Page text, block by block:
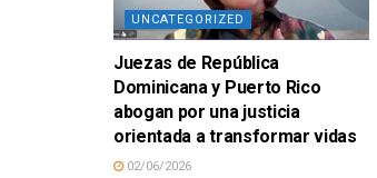
UNCATEGORIZED
Juezas de República
Dominicana y Puerto Rico
abogan por una justicia
orientada a transformar vidas
02/06/2026